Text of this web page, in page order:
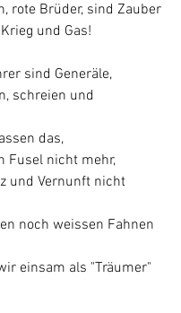
rote Brüder, sind Zauber
und Gas!
sind Generäle,
schreien und
das,
Fusel nicht mehr,
und Vernunft nicht
noch weissen Fahnen
einsam als "Träumer"